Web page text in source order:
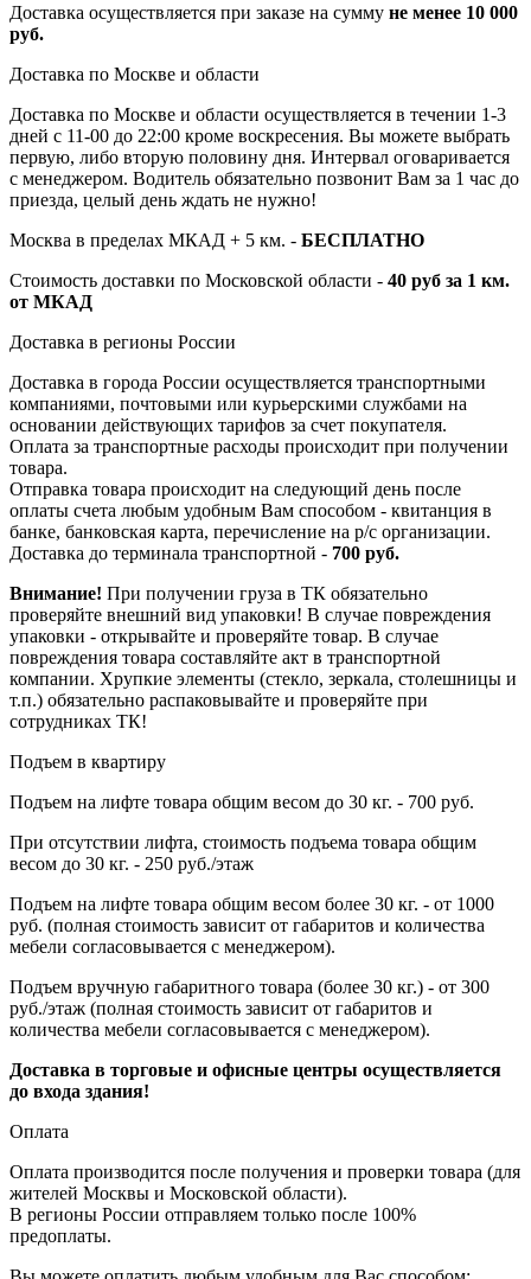
Доставка осуществляется при заказе на сумму не менее 10 000
руб.
Доставка по Москве и области
Доставка по Москве и области осуществляется в течении 1-3
дней с 11-00 до 22:00 кроме воскресения. Вы можете выбрать
первую, либо вторую половину дня. Интервал оговаривается
с менеджером. Водитель обязательно позвонит Вам за 1 час до
приезда, целый день ждать не нужно!
Москва в пределах МКАД + 5 км. - БЕСПЛАТНО
Стоимость доставки по Московской области - 40 руб за 1 км.
от МКАД
Доставка в регионы России
Доставка в города России осуществляется транспортными
компаниями, почтовыми или курьерскими службами на
основании действующих тарифов за счет покупателя.
Оплата за транспортные расходы происходит при получении
товара.
Отправка товара происходит на следующий день после
оплаты счета любым удобным Вам способом - квитанция в
банке, банковская карта, перечисление на р/с организации.
Доставка до терминала транспортной - 700 руб.
Внимание! При получении груза в ТК обязательно
проверяйте внешний вид упаковки! В случае повреждения
упаковки - открывайте и проверяйте товар. В случае
повреждения товара составляйте акт в транспортной
компании. Хрупкие элементы (стекло, зеркала, столешницы и
т.п.) обязательно распаковывайте и проверяйте при
сотрудниках ТК!
Подъем в квартиру
Подъем на лифте товара общим весом до 30 кг. - 700 руб.
При отсутствии лифта, стоимость подъема товара общим
весом до 30 кг. - 250 руб./этаж
Подъем на лифте товара общим весом более 30 кг. - от 1000
руб. (полная стоимость зависит от габаритов и количества
мебели согласовывается с менеджером).
Подъем вручную габаритного товара (более 30 кг.) - от 300
руб./этаж (полная стоимость зависит от габаритов и
количества мебели согласовывается с менеджером).
Доставка в торговые и офисные центры осуществляется
до входа здания!
Оплата
Оплата производится после получения и проверки товара (для
жителей Москвы и Московской области).
В регионы России отправляем только после 100%
предоплаты.